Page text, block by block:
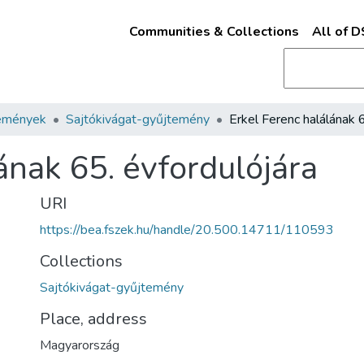
Communities & Collections All of
Sajtókivágat-gyűjtemény
65. évfordulójára
URI
https://bea.fszek.hu/handle/20.500.14711/110593
Collections
Sajtókivágat-gyűjtemény
Place, address
Magyarország